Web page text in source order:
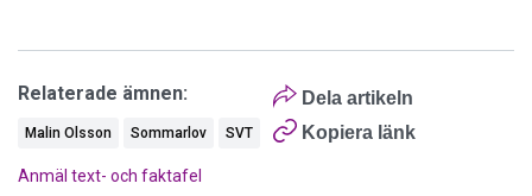
Dela artikeln
Kopiera länk
Relaterade ämnen:
Malin Olsson Sommarlov SVT
Anmäl text- och faktafel